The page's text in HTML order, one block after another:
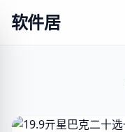
软件居